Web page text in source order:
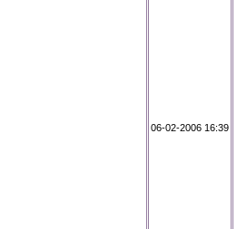
06-02-2006 16:39